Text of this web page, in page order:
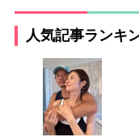
人気記事ランキ